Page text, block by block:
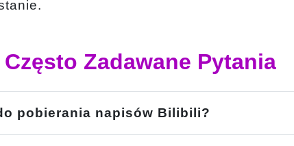
Często Zadawane Pytania
pobierania napisów Bilibili?